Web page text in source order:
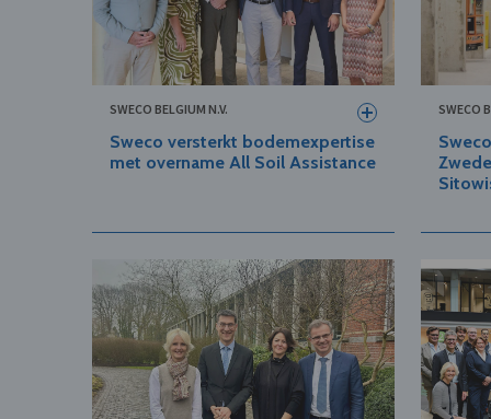
SWECO BELGIUM N.V.
Sweco versterkt bodemexpertise
met overname All Soil Assistance
SWECO